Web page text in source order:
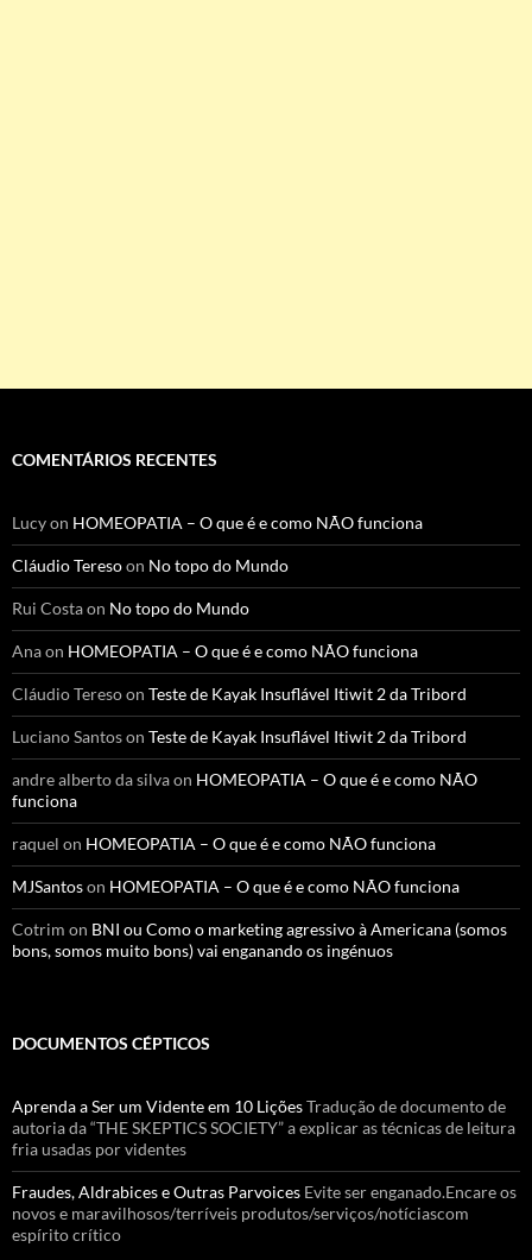
COMENTÁRIOS RECENTES
Lucyon HOMEOPATIA – O que é e como NÃO funciona
Cláudio Teresoon No topo do Mundo
Rui Costaon No topo do Mundo
Anaon HOMEOPATIA – O que é e como NÃO funciona
Cláudio Teresoon Teste de Kayak Insuflável Itiwit 2 da Tribord
Luciano Santoson Teste de Kayak Insuflável Itiwit 2 da Tribord
andre alberto da silvaon HOMEOPATIA – O que é e como NÃO
funciona
raquel on HOMEOPATIA – O que é e como NÃO funciona
MJSantoson HOMEOPATIA – O que é e como NÃO funciona
Cotrim on BNI ou Como o marketing agressivo à Americana (somos
bons, somos muito bons) vai enganando os ingénuos
DOCUMENTOS CÉPTICOS
Aprenda a Ser um Vidente em 10 LiçõesTradução de documento de
autoria da “THE SKEPTICS SOCIETY” a explicar as técnicas de leitura
fria usadas por videntes
Fraudes, Aldrabices e Outras Parvoices Evite ser enganado.Encare os
novos e maravilhosos/terríveis produtos/serviços/notíciascom
espírito crítico